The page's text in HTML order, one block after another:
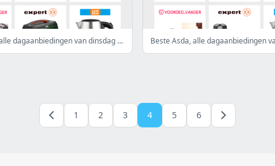
Beste Asda, alle dagaanbiedingen van dinsdag 23 juni
1 2 3 4 5 6